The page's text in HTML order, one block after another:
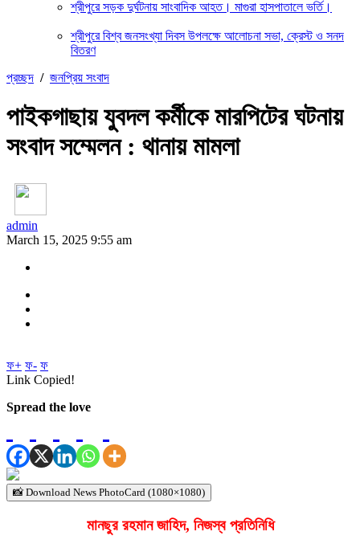
শ্রীপুরে সড়ক দুর্ঘটনায় সাংবাদিক আহত। মাগুরা হাসপাতালে ভর্তি।
শ্রীপুরে বিশ্ব জনসংখ্যা দিবস উপলক্ষে আলোচনা সভা, ক্রেস্ট ও সনদ
বিতরণ
প্রচ্ছদ / জনপ্রিয় সংবাদ
পাইকগাছায় যুবদল কর্মীকে মারপিটের ঘটনায়
সংবাদ সম্মেলন : থানায় মামলা
admin
March 15, 2025 9:55 am
ফ+ ফ- ফ
Link Copied!
Spread the love
📸 Download News PhotoCard (1080×1080)
মানছুর রহমান জাহিদ, নিজস্ব প্রতিনিধি